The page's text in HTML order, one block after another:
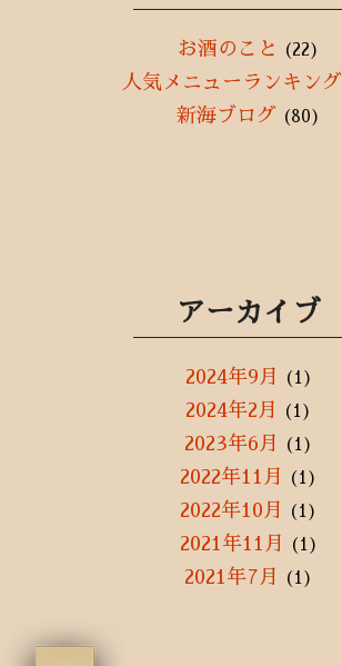
お酒のこと (22)
人気メニューランキング
新海ブログ (80)
アーカイブ
2024年9月 (1)
2024年2月 (1)
2023年6月 (1)
2022年11月 (1)
2022年10月 (1)
2021年11月 (1)
2021年7月 (1)